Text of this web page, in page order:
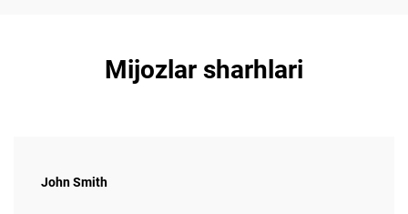
Mijozlar sharhlari
John Smith